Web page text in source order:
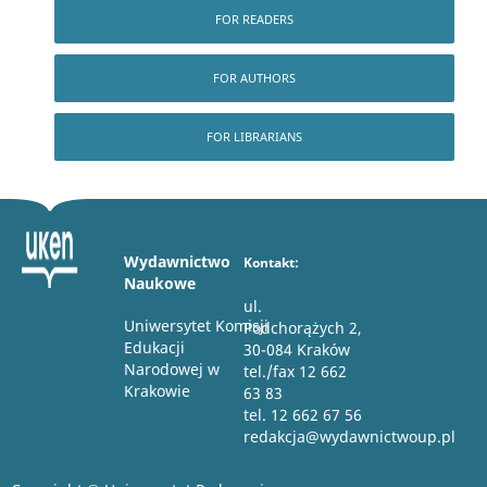
FOR READERS
FOR AUTHORS
FOR LIBRARIANS
Wydawnictwo
Naukowe
Uniwersytet Komisji
Edukacji
Narodowej w
Krakowie
Kontakt:
ul.
Podchorążych 2,
30-084 Kraków
tel./fax 12 662
63 83
tel. 12 662 67 56
redakcja@wydawnictwoup.pl